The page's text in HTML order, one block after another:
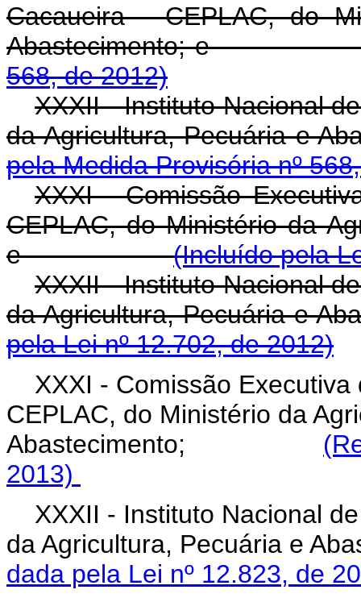
Cacaueira - CEPLAC, do
Abastecimento;
568, de 2012)
XXXII - Instituto Nacional
da Agricultura, Pecuária e
pela Medida Provisória nº
XXXI - Comissão
CEPLAC, do Ministério da
e(Incluído pela
XXXII - Instituto Nacional
da Agricultura,
pela Lei nº 12.702, de 2012)
XXXI - Comissão
CEPLAC, do Ministério da
Abastecimento;
2013)
XXXII - Instituto Nacional
da Agricultura,
dada pela Lei nº 12.823, de